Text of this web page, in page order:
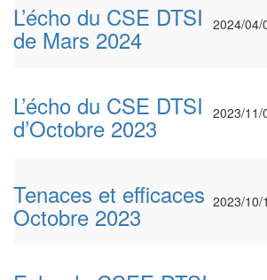
L’écho du CSE DTSI
de Mars 2024 2024/04/
L’écho du CSE DTSI
d’Octobre 2023 2023/11/
Tenaces et efficaces
Octobre 2023 2023/10/